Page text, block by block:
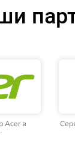
Acer в